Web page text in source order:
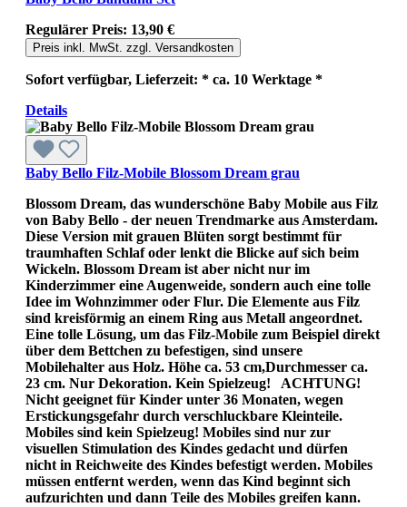
Regulärer Preis: 13,90 €
Preis inkl. MwSt. zzgl. Versandkosten
Sofort verfügbar, Lieferzeit: * ca. 10 Werktage *
Details
Baby Bello Filz-Mobile Blossom Dream grau
Blossom Dream, das wunderschöne Baby Mobile aus Filz
von Baby Bello - der neuen Trendmarke aus Amsterdam.
Diese Version mit grauen Blüten sorgt bestimmt für
traumhaften Schlaf oder lenkt die Blicke auf sich beim
Wickeln. Blossom Dream ist aber nicht nur im
Kinderzimmer eine Augenweide, sondern auch eine tolle
Idee im Wohnzimmer oder Flur. Die Elemente aus Filz
sind kreisförmig an einem Ring aus Metall angeordnet.
Eine tolle Lösung, um das Filz-Mobile zum Beispiel direkt
über dem Bettchen zu befestigen, sind unsere
Mobilehalter aus Holz. Höhe ca. 53 cm,Durchmesser ca.
23 cm. Nur Dekoration. Kein Spielzeug! ACHTUNG!
Nicht geeignet für Kinder unter 36 Monaten, wegen
Erstickungsgefahr durch verschluckbare Kleinteile.
Mobiles sind kein Spielzeug! Mobiles sind nur zur
visuellen Stimulation des Kindes gedacht und dürfen
nicht in Reichweite des Kindes befestigt werden. Mobiles
müssen entfernt werden, wenn das Kind beginnt sich
aufzurichten und dann Teile des Mobiles greifen kann.